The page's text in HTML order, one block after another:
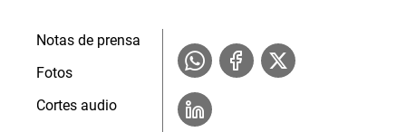
Notas de prensa
Fotos
Cortes audio